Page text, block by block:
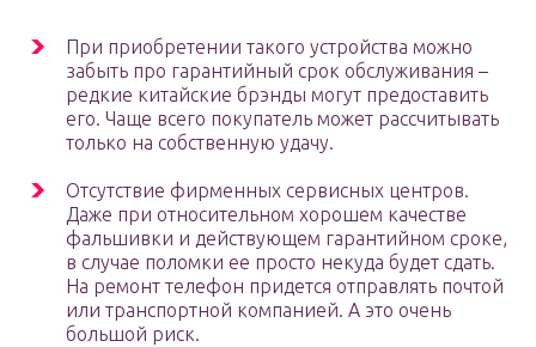
При приобретении такого устройства можно
забыть про гарантийный срок обслуживания –
редкие китайские брэнды могут предоставить
его. Чаще всего покупатель может рассчитывать
только на собственную удачу.
Отсутствие фирменных сервисных центров.
Даже при относительном хорошем качестве
фальшивки и действующем гарантийном сроке,
в случае поломки ее просто некуда будет сдать.
На ремонт телефон придется отправлять почтой
или транспортной компанией. А это очень
большой риск.